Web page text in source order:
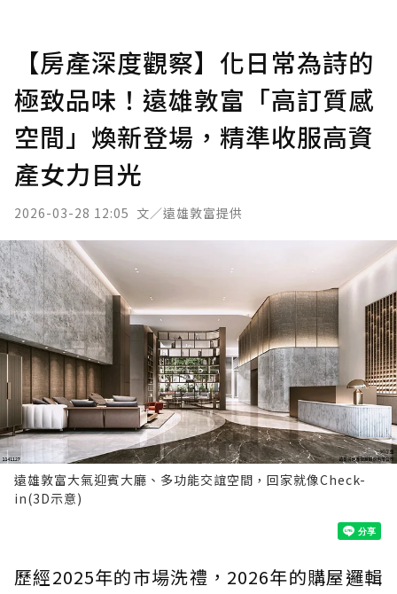
【房產深度觀察】化日常為詩的
極致品味！遠雄敦富「高訂質感
空間」煥新登場，精準收服高資
產女力目光
2026-03-28 12:05 文／遠雄敦富提供
遠雄敦富大氣迎賓大廳、多功能交誼空間，回家就像Check-
in(3D示意)
歷經2025年的市場洗禮，2026年的購屋邏輯